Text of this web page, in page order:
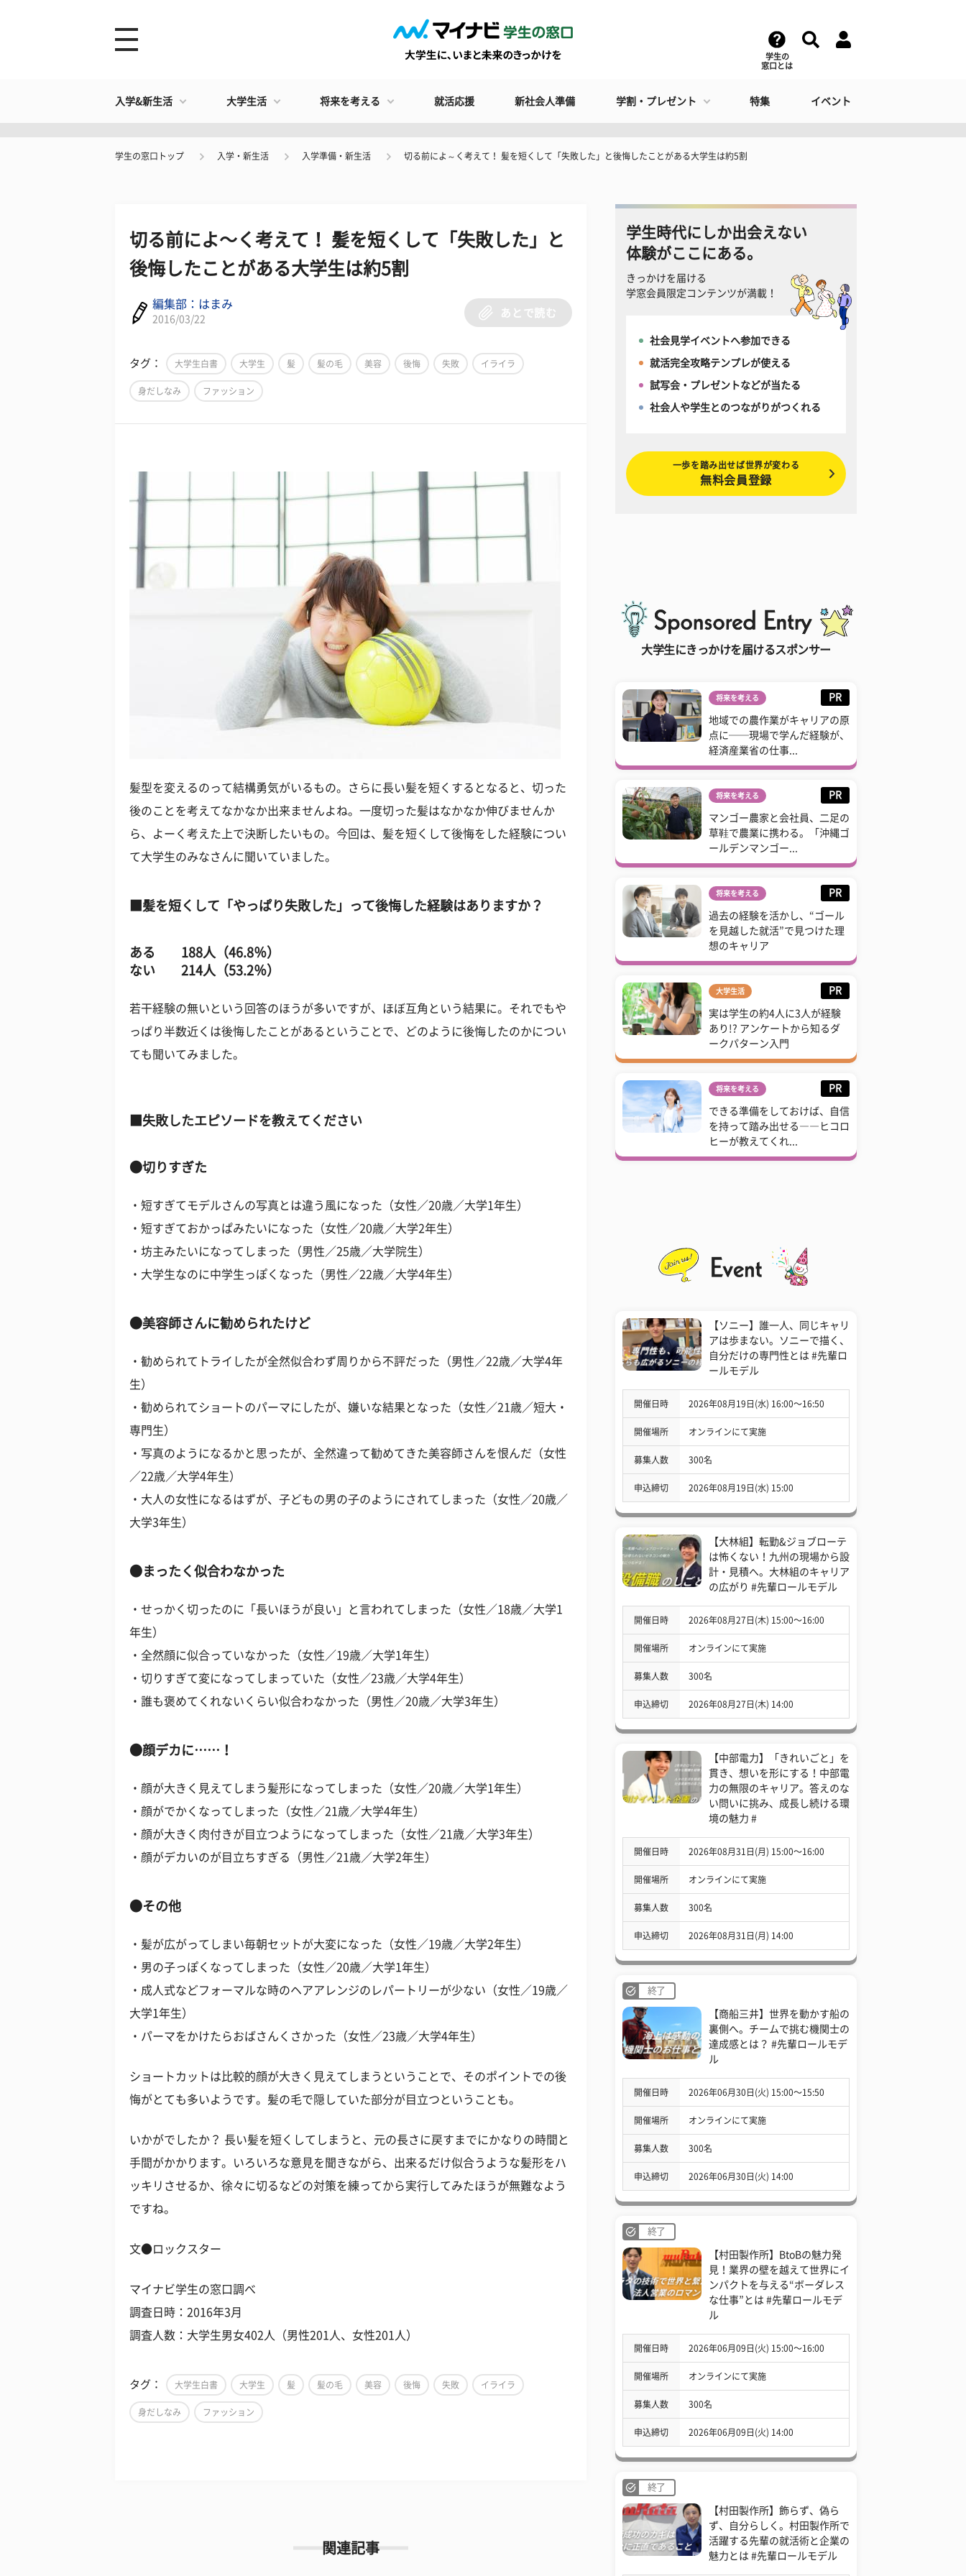
学生の
窓口とは
入学&新生活 大学生活 将来を考える 就活応援 新社会人準備 学割・プレゼント 特集 イベント
学生の窓口トップ 入学・新生活 入学準備・新生活 切る前によ～く考えて！ 髪を短くして「失敗した」と後悔したことがある大学生は約5割
切る前によ～く考えて！ 髪を短くして「失敗した」と
後悔したことがある大学生は約5割
編集部：はまみ
2016/03/22
あとで読む
タグ： 大学生白書 大学生 髪 髪の毛 美容 後悔 失敗 イライラ
身だしなみ ファッション
髪型を変えるのって結構勇気がいるもの。さらに長い髪を短くするとなると、切った
後のことを考えてなかなか出来ませんよね。一度切った髪はなかなか伸びませんか
ら、よーく考えた上で決断したいもの。今回は、髪を短くして後悔をした経験につい
て大学生のみなさんに聞いていました。
■髪を短くして「やっぱり失敗した」って後悔した経験はありますか？
ある 188人（46.8％）
ない 214人（53.2％）
若干経験の無いという回答のほうが多いですが、ほぼ互角という結果に。それでもや
っぱり半数近くは後悔したことがあるということで、どのように後悔したのかについ
ても聞いてみました。
■失敗したエピソードを教えてください
●切りすぎた
・短すぎてモデルさんの写真とは違う風になった（女性／20歳／大学1年生）
・短すぎておかっぱみたいになった（女性／20歳／大学2年生）
・坊主みたいになってしまった（男性／25歳／大学院生）
・大学生なのに中学生っぽくなった（男性／22歳／大学4年生）
●美容師さんに勧められたけど
・勧められてトライしたが全然似合わず周りから不評だった（男性／22歳／大学4年
生）
・勧められてショートのパーマにしたが、嫌いな結果となった（女性／21歳／短大・
専門生）
・写真のようになるかと思ったが、全然違って勧めてきた美容師さんを恨んだ（女性
／22歳／大学4年生）
・大人の女性になるはずが、子どもの男の子のようにされてしまった（女性／20歳／
大学3年生）
●まったく似合わなかった
・せっかく切ったのに「長いほうが良い」と言われてしまった（女性／18歳／大学1
年生）
・全然顔に似合っていなかった（女性／19歳／大学1年生）
・切りすぎて変になってしまっていた（女性／23歳／大学4年生）
・誰も褒めてくれないくらい似合わなかった（男性／20歳／大学3年生）
●顔デカに……！
・顔が大きく見えてしまう髪形になってしまった（女性／20歳／大学1年生）
・顔がでかくなってしまった（女性／21歳／大学4年生）
・顔が大きく肉付きが目立つようになってしまった（女性／21歳／大学3年生）
・顔がデカいのが目立ちすぎる（男性／21歳／大学2年生）
●その他
・髪が広がってしまい毎朝セットが大変になった（女性／19歳／大学2年生）
・男の子っぽくなってしまった（女性／20歳／大学1年生）
・成人式などフォーマルな時のヘアアレンジのレパートリーが少ない（女性／19歳／
大学1年生）
・パーマをかけたらおばさんくさかった（女性／23歳／大学4年生）
ショートカットは比較的顔が大きく見えてしまうということで、そのポイントでの後
悔がとても多いようです。髪の毛で隠していた部分が目立つということも。
いかがでしたか？ 長い髪を短くしてしまうと、元の長さに戻すまでにかなりの時間と
手間がかかります。いろいろな意見を聞きながら、出来るだけ似合うような髪形をハ
ッキリさせるか、徐々に切るなどの対策を練ってから実行してみたほうが無難なよう
ですね。
文●ロックスター
マイナビ学生の窓口調べ
調査日時：2016年3月
調査人数：大学生男女402人（男性201人、女性201人）
タグ： 大学生白書 大学生 髪 髪の毛 美容 後悔 失敗 イライラ
身だしなみ ファッション
関連記事
学生時代にしか出会えない
体験がここにある。
きっかけを届ける
学窓会員限定コンテンツが満載！
社会見学イベントへ参加できる
就活完全攻略テンプレが使える
試写会・プレゼントなどが当たる
社会人や学生とのつながりがつくれる
一歩を踏み出せば世界が変わる
無料会員登録
大学生にきっかけを届けるスポンサー
将来を考える PR
地域での農作業がキャリアの原
点に──現場で学んだ経験が、
経済産業省の仕事...
将来を考える PR
マンゴー農家と会社員、二足の
草鞋で農業に携わる。「沖縄ゴ
ールデンマンゴー...
将来を考える PR
過去の経験を活かし、“ゴール
を見越した就活”で見つけた理
想のキャリア
大学生活 PR
実は学生の約4人に3人が経験
あり!? アンケートから知るダ
ークパターン入門
将来を考える PR
できる準備をしておけば、自信
を持って踏み出せる――ヒコロ
ヒーが教えてくれ...
【ソニー】誰一人、同じキャリ
アは歩まない。ソニーで描く、
自分だけの専門性とは #先輩ロ
ールモデル
開催日時 2026年08月19日(水) 16:00〜16:50
開催場所 オンラインにて実施
募集人数 300名
申込締切 2026年08月19日(水) 15:00
【大林組】転勤&ジョブローテ
は怖くない！九州の現場から設
計・見積へ。大林組のキャリア
の広がり #先輩ロールモデル
開催日時 2026年08月27日(木) 15:00〜16:00
開催場所 オンラインにて実施
募集人数 300名
申込締切 2026年08月27日(木) 14:00
【中部電力】「きれいごと」を
貫き、想いを形にする！中部電
力の無限のキャリア。答えのな
い問いに挑み、成長し続ける環
境の魅力 #
開催日時 2026年08月31日(月) 15:00〜16:00
開催場所 オンラインにて実施
募集人数 300名
申込締切 2026年08月31日(月) 14:00
終了
【商船三井】世界を動かす船の
裏側へ。チームで挑む機関士の
達成感とは？ #先輩ロールモデ
ル
開催日時 2026年06月30日(火) 15:00〜15:50
開催場所 オンラインにて実施
募集人数 300名
申込締切 2026年06月30日(火) 14:00
終了
【村田製作所】BtoBの魅力発
見！業界の壁を越えて世界にイ
ンパクトを与える“ボーダレス
な仕事”とは #先輩ロールモデ
ル
開催日時 2026年06月09日(火) 15:00〜16:00
開催場所 オンラインにて実施
募集人数 300名
申込締切 2026年06月09日(火) 14:00
終了
【村田製作所】飾らず、偽ら
ず、自分らしく。村田製作所で
活躍する先輩の就活術と企業の
魅力とは #先輩ロールモデル